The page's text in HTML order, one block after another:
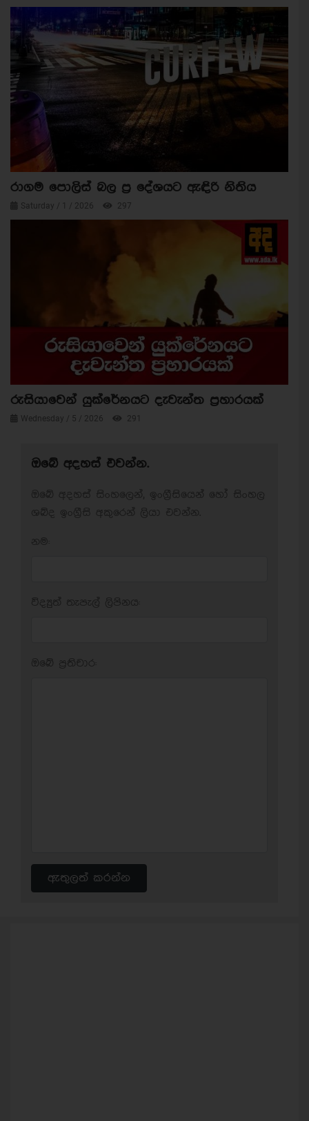
රාගම පොලිස් බල ප්‍ර දේශයට ඇඳිරි නිතිය
Saturday / 1 / 2026 297
රුසියාවෙන් යුක්රේනයට දැවැන්ත ප්‍රහාරයක්
Wednesday / 5 / 2026 291
ඔබේ අදහස් එවන්න.
ඇතුලත් කරන්න